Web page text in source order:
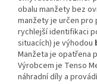
obalu manžety bez
manžety je určen pro
rychlejší identifikaci
situacích) je výhodou
Manžeta je opatřena
Výrobcem je Tenso
náhradní díly a